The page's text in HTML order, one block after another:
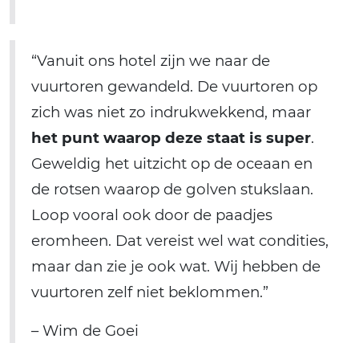
“Vanuit ons hotel zijn we naar de
vuurtoren gewandeld. De vuurtoren op
zich was niet zo indrukwekkend, maar
het punt waarop deze staat is super.
Geweldig het uitzicht op de oceaan en
de rotsen waarop de golven stukslaan.
Loop vooral ook door de paadjes
eromheen. Dat vereist wel wat condities,
maar dan zie je ook wat. Wij hebben de
vuurtoren zelf niet beklommen.”
– Wim de Goei